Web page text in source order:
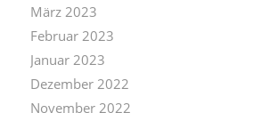
März 2023
Februar 2023
Januar 2023
Dezember 2022
November 2022